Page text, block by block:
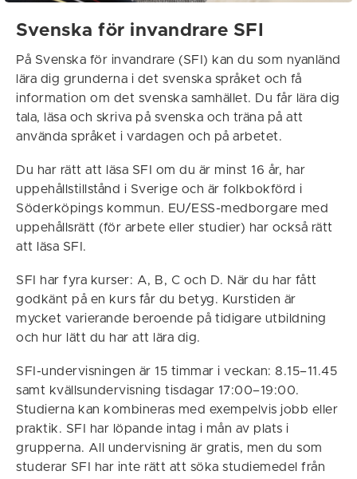
Svenska för invandrare SFI
På Svenska för invandrare (SFI) kan du som nyanländ
lära dig grunderna i det svenska språket och få
information om det svenska samhället. Du får lära dig
tala, läsa och skriva på svenska och träna på att
använda språket i vardagen och på arbetet.
Du har rätt att läsa SFI om du är minst 16 år, har
uppehållstillstånd i Sverige och är folkbokförd i
Söderköpings kommun. EU/ESS-medborgare med
uppehållsrätt (för arbete eller studier) har också rätt
att läsa SFI.
SFI har fyra kurser: A, B, C och D. När du har fått
godkänt på en kurs får du betyg. Kurstiden är
mycket varierande beroende på tidigare utbildning
och hur lätt du har att lära dig.
SFI-undervisningen är 15 timmar i veckan: 8.15–11.45
samt kvällsundervisning tisdagar 17:00–19:00.
Studierna kan kombineras med exempelvis jobb eller
praktik. SFI har löpande intag i mån av plats i
grupperna. All undervisning är gratis, men du som
studerar SFI har inte rätt att söka studiemedel från